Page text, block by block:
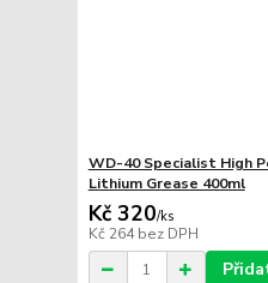
WD-40 Specialist High
Lithium Grease 400ml
Kč 320/ks
Kč 264bez DPH